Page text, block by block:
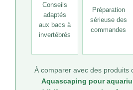
Conseils
adaptés
aux bacs à
invertébrés
Préparation
sérieuse des
commandes
À comparer avec des produits
Aquascaping pour